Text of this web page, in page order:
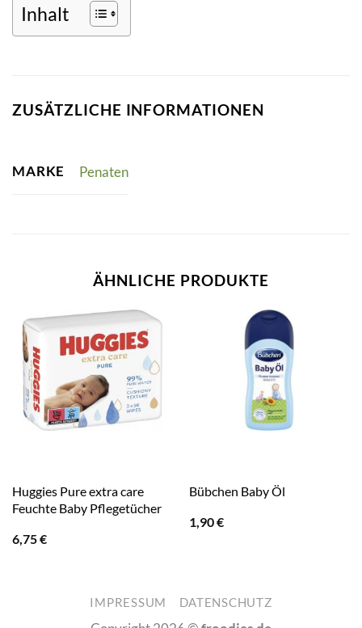
Inhalt
ZUSÄTZLICHE INFORMATIONEN
MARKE Penaten
ÄHNLICHE PRODUKTE
Huggies Pure extra care
Feuchte Baby Pflegetücher
6,75€
Bübchen Baby Öl
1,90€
IMPRESSUM DATENSCHUTZ